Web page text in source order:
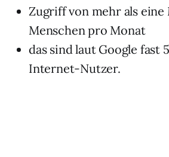
Zugriff von mehr als eine
Menschen pro Monat
das sind laut Google fast
Internet-Nutzer.